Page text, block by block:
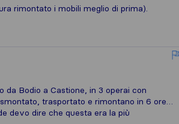
rimontato i mobili meglio di prima).
Bodio a Castione, in 3 operai con
trasportato e rimontano in 6 ore…
devo dire che questa era la più